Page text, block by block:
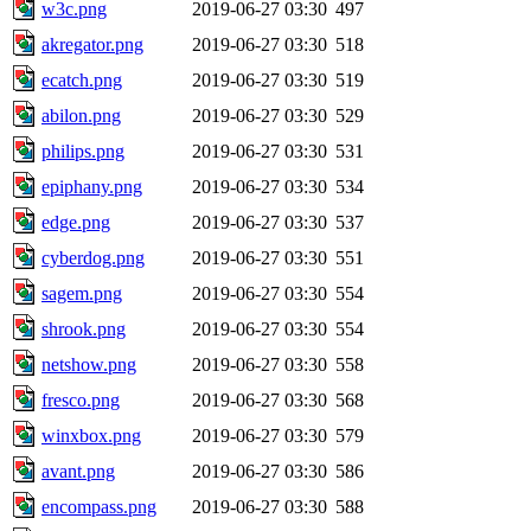
w3c.png 2019-06-27 03:30 497
akregator.png
2019-06-27 03:30 518
ecatch.png
2019-06-27 03:30 519
abilon.png
2019-06-27 03:30 529
philips.png
2019-06-27 03:30 531
epiphany.png
2019-06-27 03:30 534
edge.png
2019-06-27 03:30 537
cyberdog.png
2019-06-27 03:30 551
sagem.png
2019-06-27 03:30 554
shrook.png
2019-06-27 03:30 554
netshow.png
2019-06-27 03:30 558
fresco.png
2019-06-27 03:30 568
winxbox.png
2019-06-27 03:30 579
avant.png
2019-06-27 03:30 586
encompass.png
2019-06-27 03:30 588